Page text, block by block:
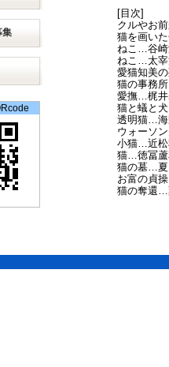
集
[目次]
クルやお
猫を画い
ねこ…谷崎
ねこ…太
愛猫知美
猫の事務
愛撫…梶井
猫と蟻と
透明猫…海
ウォーソ
小猫…近松
猫…徳冨
猫の墓…夏
お富の貞
猫の奪還…